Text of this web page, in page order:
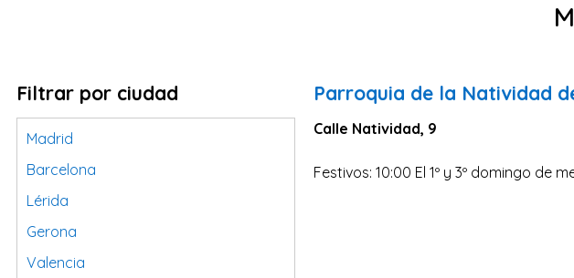
Filtrar por ciudad
Madrid
Barcelona
Lérida
Gerona
Valencia
Parroquia de la Natividad
Calle Natividad, 9
Festivos: 10:00 El 1º y 3º domingo de